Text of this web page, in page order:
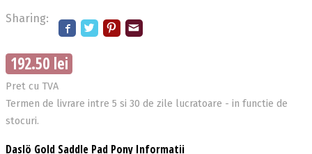
Sharing:
192.50 lei
Pret cu TVA
Termen de livrare intre 5 si 30 de zile lucratoare - in functie de
stocuri.
Daslö Gold Saddle Pad Pony Informatii